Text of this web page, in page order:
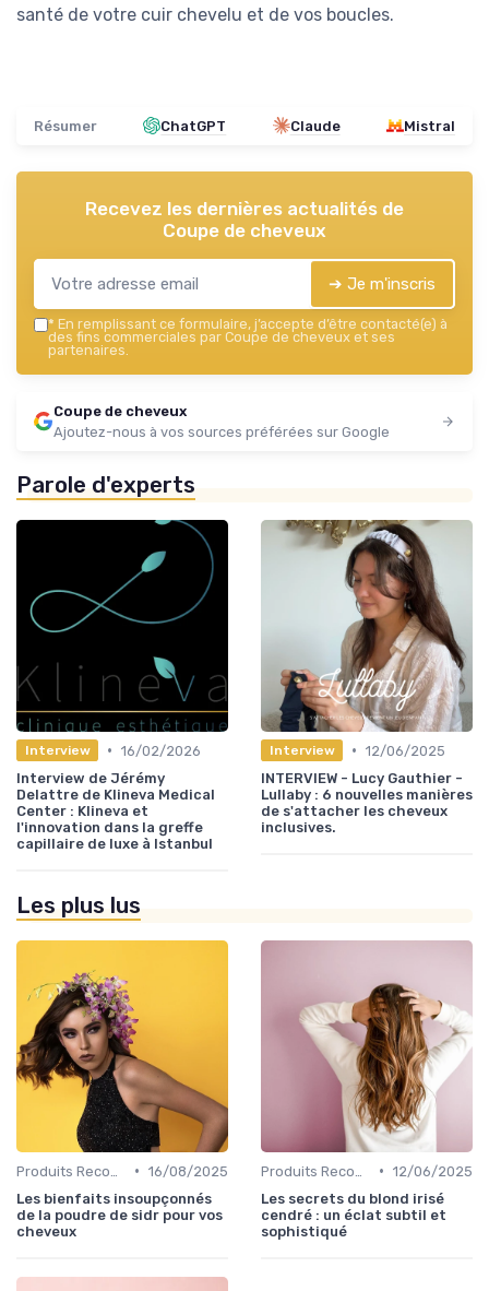
santé de votre cuir chevelu et de vos boucles.
Résumer ChatGPT Claude Mistral
Recevez les dernières actualités de
Coupe de cheveux
➔ Je m'inscris
* En remplissant ce formulaire, j’accepte d’être contacté(e) à
des fins commerciales par Coupe de cheveux et ses
partenaires.
Coupe de cheveux
Ajoutez-nous à vos sources préférées sur Google
Parole d'experts
Interview • 16/02/2026
Interview de Jérémy
Delattre de Klineva Medical
Center : Klineva et
l'innovation dans la greffe
capillaire de luxe à Istanbul
Interview • 12/06/2025
INTERVIEW - Lucy Gauthier -
Lullaby : 6 nouvelles manières
de s'attacher les cheveux
inclusives.
Les plus lus
• 16/08/2025
Les bienfaits insoupçonnés
de la poudre de sidr pour vos
cheveux
• 12/06/2025
Les secrets du blond irisé
cendré : un éclat subtil et
sophistiqué